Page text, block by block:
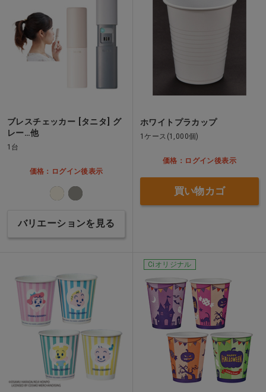
ブレスチェッカー [タニタ] グ
レー…他
1台
価格：ログイン後表示
バリエーションを見る
ホワイトプラカップ
1ケース(1,000個)
価格：ログイン後表示
買い物カゴ
Ciオリジナル